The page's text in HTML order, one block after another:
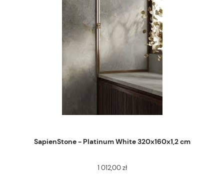
SapienStone - Platinum White 320x160x1,2 cm
1 012,00 zł